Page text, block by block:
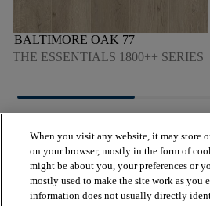
BALTIMORE OAK 77
THE ESSENTIALS 1800++ SERIES
VER LOS PRODUCTOS
When you visit any website, it may store
on your browser, mostly in the form of
might be about you, your preferences or
mostly used to make the site work as you
information does not usually directly